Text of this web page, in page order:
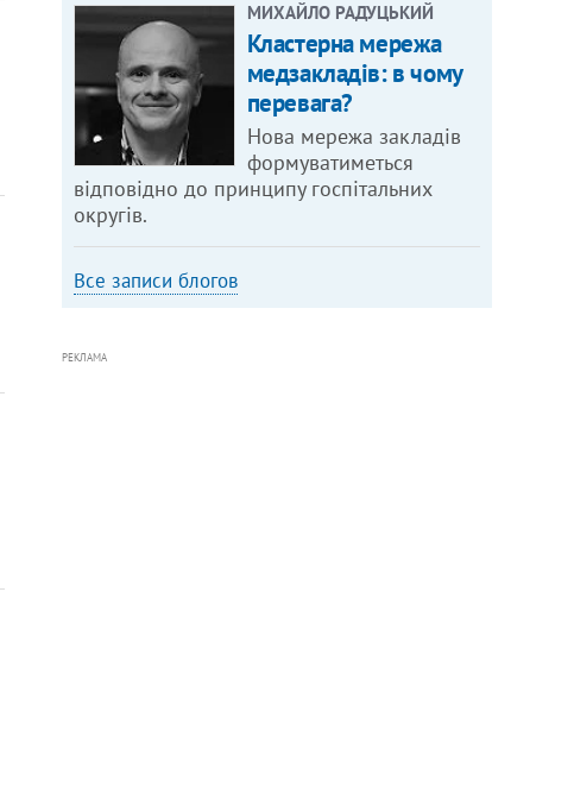
МИХАЙЛО РАДУЦЬКИЙ
Кластерна мережа
медзакладів: в чому
перевага?
Нова мережа закладів
формуватиметься
відповідно до принципу госпітальних
округів.
Все записи блогов
РЕКЛАМА